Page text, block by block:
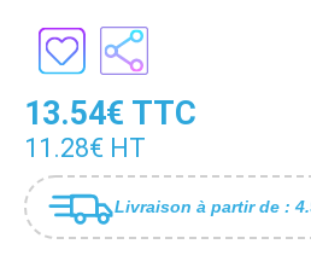
13.54€ TTC
11.28€ HT
Livraison à partir de :